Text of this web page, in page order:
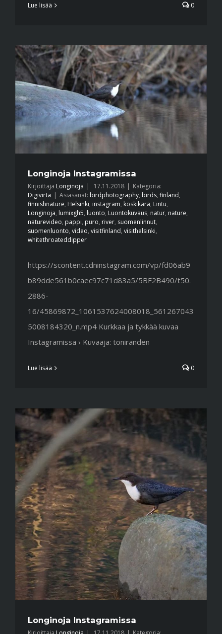
Lue lisää 0
Longinoja Instagramissa
Kirjoittaja Longinoja | 17.11.2018 | Kategoria:
Digivirta | Asiasanat: birdphotography, birds, finland,
finnishnature, Helsinki, instagram, koskikara, Lintu,
Longinoja, lumixgh5, luonto, Luontokuvaus, natur, nature,
naturevideo, pappi, puro, river, suomenlinnut,
suomenluonto, video, visitfinland, visithelsinki,
whitethroateddipper
https://scontent.cdninstagram.com/vp/fd06ab9
b89dde561b0caec97c71d83a5/5BF2B490/t50.
2886-
16/45869872_1061537624008018_561267043
5008184320_n.mp4 Kurkkaa ja tykkää kuvaa
Instagramissa › Kuvaaja: toniranden
Lue lisää 0
Longinoja Instagramissa